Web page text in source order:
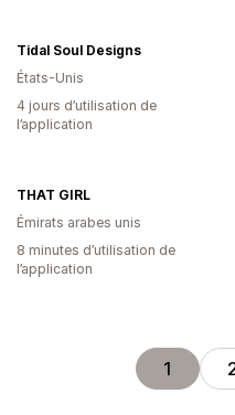
Tidal Soul Designs
États-Unis
4 jours d’utilisation de
l’application
THAT GIRL
Émirats arabes unis
8 minutes d’utilisation de
l’application
1